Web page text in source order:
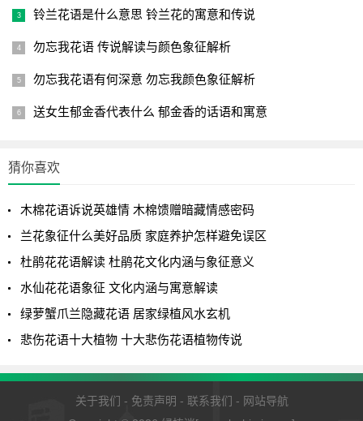
铃兰花语是什么意思 铃兰花的寓意和传说
勿忘我花语 传说解读与颜色象征解析
勿忘我花语有何深意 勿忘我颜色象征解析
送女生郁金香代表什么 郁金香的话语和寓意
猜你喜欢
木棉花语诉说英雄情 木棉馈赠暗藏情感密码
兰花象征什么美好品质 家庭养护怎样避免误区
杜鹃花花语解读 杜鹃花文化内涵与象征意义
水仙花花语象征 文化内涵与寓意解读
绿萝蟹爪兰隐藏花语 居家绿植风水玄机
悲伤花语十大植物 十大悲伤花语植物传说
关于我们 - 免责声明 - 联系我们 - 网站导航